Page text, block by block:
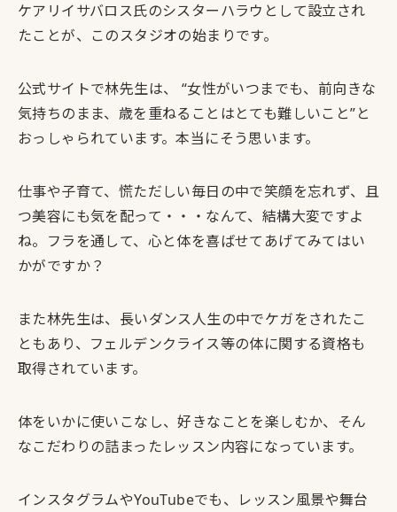
ケアリイサバロス氏のシスターハラウとして設立され
たことが、このスタジオの始まりです。
公式サイトで林先生は、 “女性がいつまでも、前向きな
気持ちのまま、歳を重ねることはとても難しいこと”と
おっしゃられています。本当にそう思います。
仕事や子育て、慌ただしい毎日の中で笑顔を忘れず、且
つ美容にも気を配って・・・なんて、結構大変ですよ
ね。フラを通して、心と体を喜ばせてあげてみてはい
かがですか？
また林先生は、長いダンス人生の中でケガをされたこ
ともあり、 フェルデンクライス等の体に関する資格も
取得されています。
体をいかに使いこなし、好きなことを楽しむか、そん
なこだわりの詰まったレッスン内容になっています。
インスタグラムやYouTubeでも、レッスン風景や舞台